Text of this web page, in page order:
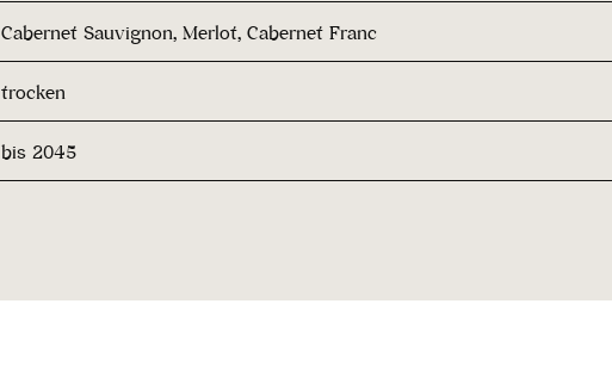
Cabernet Sauvignon, Merlot, Cabernet Franc
trocken
bis 2045